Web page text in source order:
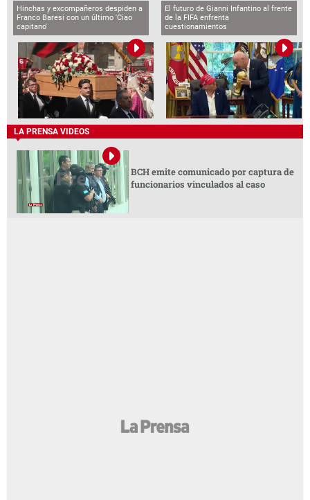
Hinchas y excompañeros despiden a
Franco Baresi con un último 'Ciao
capitano'
El futuro de Gianni Infantino al frente
de la FIFA enfrenta
cuestionamientos
LA PRENSA VIDEOS
BCH emite comunicado por captura de
funcionarios vinculados al caso